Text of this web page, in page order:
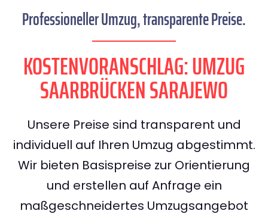
Professioneller Umzug, transparente Preise.
KOSTENVORANSCHLAG: UMZUG
SAARBRÜCKEN SARAJEWO
Unsere Preise sind transparent und
individuell auf Ihren Umzug abgestimmt.
Wir bieten Basispreise zur Orientierung
und erstellen auf Anfrage ein
maßgeschneidertes Umzugsangebot